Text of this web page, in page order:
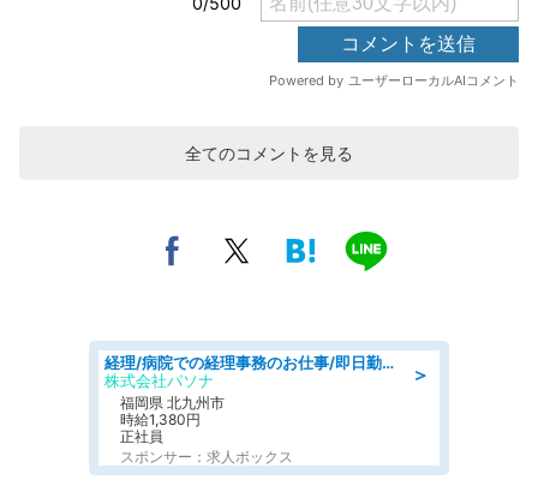
全てのコメントを見る
＞
経理/病院での経理事務のお仕事/即日勤務可/車通勤可/経理/一般事務
株式会社パソナ
福岡県 北九州市
時給1,380円
正社員
スポンサー：求人ボックス